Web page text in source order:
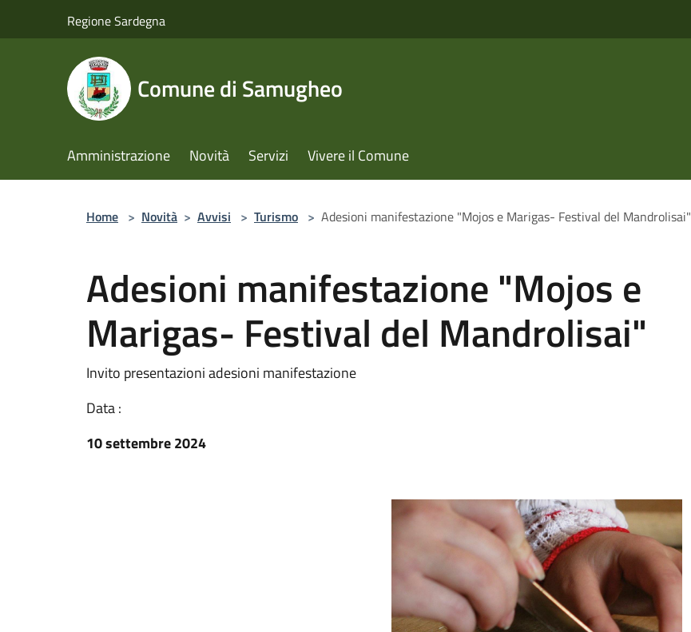
Regione Sardegna
Comune di Samugheo
Amministrazione Novità Servizi Vivere il Comune
Home > Novità > Avvisi > Turismo > Adesioni manifestazione "Mojos e Marigas- Festival del Mandrolisai"
Adesioni manifestazione "Mojos e
Marigas- Festival del Mandrolisai"
Invito presentazioni adesioni manifestazione
Data :
10 settembre 2024